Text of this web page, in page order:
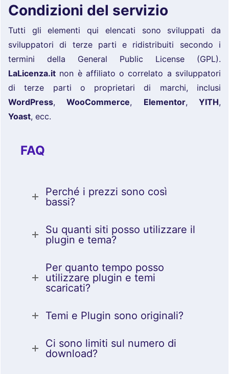
Condizioni del servizio
Tutti gli elementi qui elencati sono sviluppati da
sviluppatori di terze parti e ridistribuiti secondo i
termini della General Public License (GPL).
LaLicenza.it non è affiliato o correlato a sviluppatori
di terze parti o proprietari di marchi, inclusi
WordPress,WooCommerce, Elementor,YITH,
Yoast, ecc.
FAQ
Perché i prezzi sono così
bassi?
Su quanti siti posso utilizzare il
plugin e tema?
Per quanto tempo posso
utilizzare plugin e temi
scaricati?
Temi e Plugin sono originali?
Ci sono limiti sul numero di
download?